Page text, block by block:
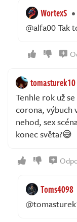
WortexS
@alfa00 Tak
tomasturek10
Tenhle rok už
corona, výbuch
nehod, sex
konec světa?😅
Toms4098